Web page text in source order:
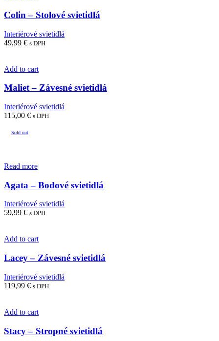
Colin – Stolové svietidlá
Interiérové svietidlá
49,99 € s DPH
Add to cart
Maliet – Závesné svietidlá
Interiérové svietidlá
115,00 € s DPH
Sold out
Read more
Agata – Bodové svietidlá
Interiérové svietidlá
59,99 € s DPH
Add to cart
Lacey – Závesné svietidlá
Interiérové svietidlá
119,99 € s DPH
Add to cart
Stacy – Stropné svietidlá